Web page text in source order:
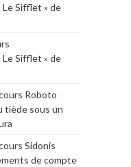
Sifflet » de
Sifflet » de
Roboto
tiède sous un
Sidonis
de compte